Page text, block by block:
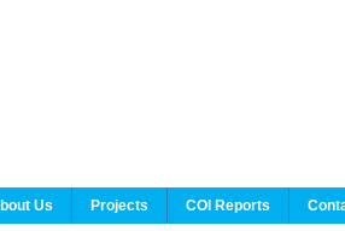
Us Projects COI Reports